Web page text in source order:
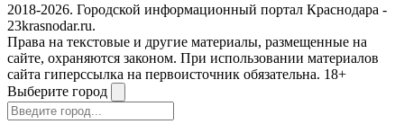
2018-2026. Городской информационный портал Краснодара -
23krasnodar.ru.
Права на текстовые и другие материалы, размещенные на
сайте, охраняются законом. При использовании материалов
сайта гиперссылка на первоисточник обязательна. 18+
Выберите город